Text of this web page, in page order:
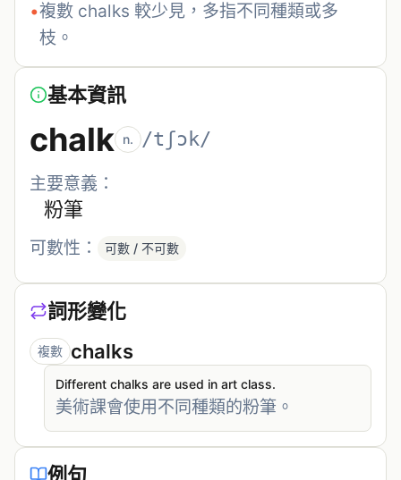
•複數 chalks 較少見，多指不同種類或多
枝。
基本資訊
chalk n. /tʃɔk/
主要意義：
粉筆
可數性： 可數 / 不可數
詞形變化
複數 chalks
Different chalks are used in art class.
美術課會使用不同種類的粉筆。
例句